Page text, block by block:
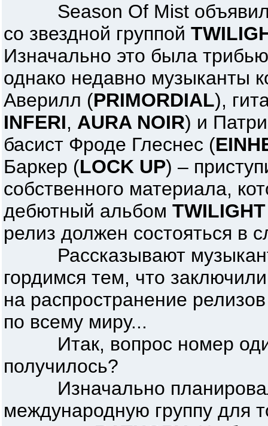
Season Of Mist объявили
со звездной группой
Изначально это была
однако недавно музыканты
Аверилл (PRIMORDIAL),
INFERI, AURA NOIR) и
басист Фроде Глеснес (
Баркер (LOCK UP) –
собственного материала,
дебютный альбом
релиз должен состояться в
Рассказывают
гордимся тем, что
на распространение
по всему миру...
Итак, вопрос номер
получилось?
Изначально
международную группу для